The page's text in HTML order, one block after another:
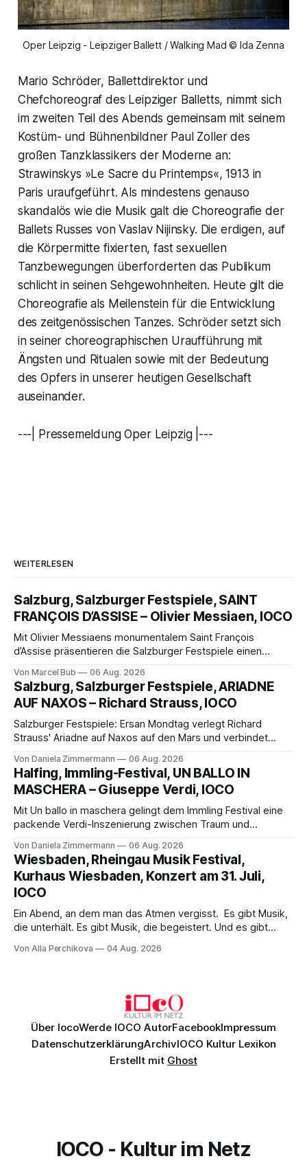
Oper Leipzig - Leipziger Ballett / Walking Mad © Ida Zenna
Mario Schröder, Ballettdirektor und
Chefchoreograf des Leipziger Balletts, nimmt sich
im zweiten Teil des Abends gemeinsam mit seinem
Kostüm- und Bühnenbildner Paul Zoller des
großen Tanzklassikers der Moderne an:
Strawinskys »Le Sacre du Printemps«, 1913 in
Paris uraufgeführt. Als mindestens genauso
skandalös wie die Musik galt die Choreografie der
Ballets Russes von Vaslav Nijinsky. Die erdigen, auf
die Körpermitte fixierten, fast sexuellen
Tanzbewegungen überforderten das Publikum
schlicht in seinen Sehgewohnheiten. Heute gilt die
Choreografie als Meilenstein für die Entwicklung
des zeitgenössischen Tanzes. Schröder setzt sich
in seiner choreographischen Uraufführung mit
Ängsten und Ritualen sowie mit der Bedeutung
des Opfers in unserer heutigen Gesellschaft
auseinander.
---| Pressemeldung Oper Leipzig |---
WEITERLESEN
Salzburg, Salzburger Festspiele, SAINT
FRANÇOIS D’ASSISE – Olivier Messiaen, IOCO
Mit Olivier Messiaens monumentalem Saint François
d’Assise präsentieren die Salzburger Festspiele einen
eine bildgewaltige Inszenierung, Maxime Pascal entfaltet
die komplexe Partitur eindrucksvoll, Philippe Sly berührt als
Franziskus.
Von Marcel Bub 06 Aug. 2026
Salzburg, Salzburger Festspiele, ARIADNE
AUF NAXOS – Richard Strauss, IOCO
Salzburger Festspiele: Ersan Mondtag verlegt Richard
Strauss' Ariadne auf Naxos auf den Mars und verbindet
Aufführung mit starken Solisten und den Wiener
Philharmonikern, szenisch bleibt der zweite Akt jedoch
hinter den Erwartungen zurück.
Von Daniela Zimmermann 06 Aug. 2026
Halfing, Immling-Festival, UN BALLO IN
MASCHERA – Giuseppe Verdi, IOCO
Mit Un ballo in maschera gelingt dem Immling Festival eine
packende Verdi-Inszenierung zwischen Traum und
psychologische Tiefe mit starken Bildern, getragen von
einem spielfreudigen Ensemble und einer musikalisch
überzeugenden Gesamtleistung.
Von Daniela Zimmermann 06 Aug. 2026
Wiesbaden, Rheingau Musik Festival,
Kurhaus Wiesbaden, Konzert am 31. Juli,
IOCO
Ein Abend, an dem man das Atmen vergisst. Es gibt Musik,
die unterhält. Es gibt Musik, die begeistert. Und es gibt
Genau so war der Abend im Kurhaus Wiesbaden, an dem
Von Alla Perchikova 04 Aug. 2026
Über IocoWerde IOCO AutorFacebookImpressum
DatenschutzerklärungArchivIOCO Kultur Lexikon
Erstellt mit Ghost
IOCO - Kultur im Netz